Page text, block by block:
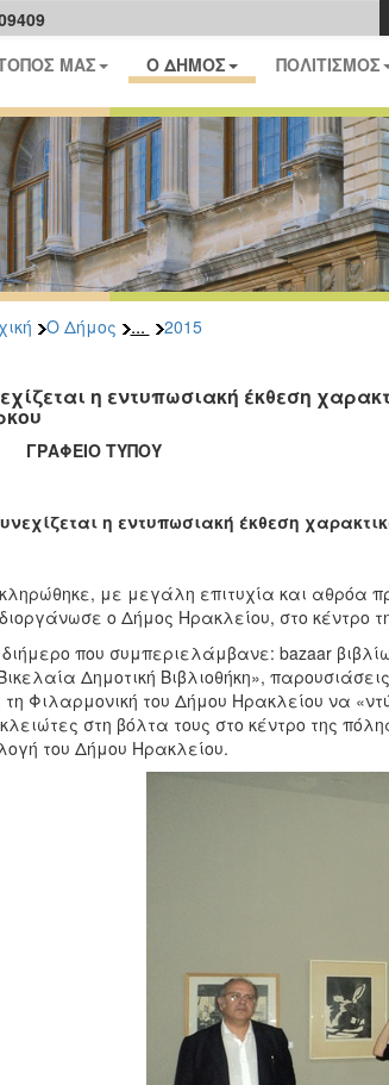
ΜΑΣ Ο ΔΗΜΟΣ ΠΟΛΙΤΙΣΜΟΣ
Ο Δήμος ... 2015
η εντυπωσιακή έκθεση
ΤΥΠΟΥ
η εντυπωσιακή έκθεση
με μεγάλη επιτυχία και αθρόα
ο Δήμος Ηρακλείου, στο κέντρο
που συμπεριελάμβανε: bazaar
Δημοτική Βιβλιοθήκη»,
τη Φιλαρμονική του Δήμου Ηρακλείου να
στη βόλτα τους στο κέντρο της
του Δήμου Ηρακλείου.